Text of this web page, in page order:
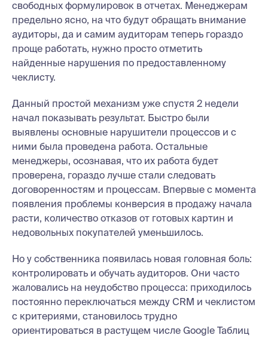
свободных формулировок в отчетах. Менеджерам
предельно ясно, на что будут обращать внимание
аудиторы, да и самим аудиторам теперь гораздо
проще работать, нужно просто отметить
найденные нарушения по предоставленному
чеклисту.
Данный простой механизм уже спустя 2 недели
начал показывать результат. Быстро были
выявлены основные нарушители процессов и с
ними была проведена работа. Остальные
менеджеры, осознавая, что их работа будет
проверена, гораздо лучше стали следовать
договоренностям и процессам. Впервые с момента
появления проблемы конверсия в продажу начала
расти, количество отказов от готовых картин и
недовольных покупателей уменьшилось.
Но у собственника появилась новая головная боль:
контролировать и обучать аудиторов. Они часто
жаловались на неудобство процесса: приходилось
постоянно переключаться между CRM и чеклистом
с критериями, становилось трудно
ориентироваться в растущем числе Google Таблиц